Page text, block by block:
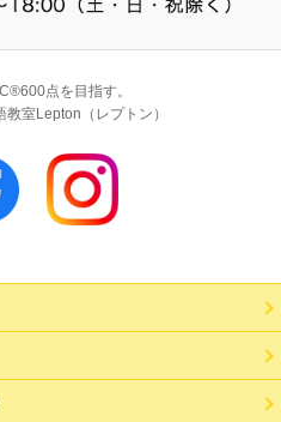
点を目指す。
室Lepton（レプトン）